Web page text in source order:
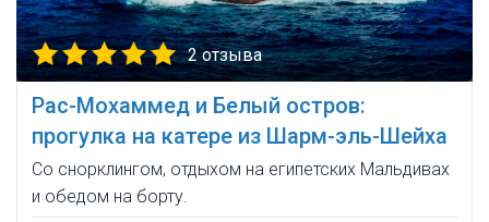
2 отзыва
Рас-Мохаммед и Белый остров:
прогулка на катере из Шарм-эль-Шейха
Со снорклингом, отдыхом на египетских Мальдивах
и обедом на борту.